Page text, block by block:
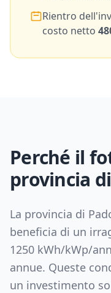
Rientro
costo netto
Perché il
provincia di
La provincia di
beneficia di un
1250 kWh/kWp/
annue. Queste
un investimento